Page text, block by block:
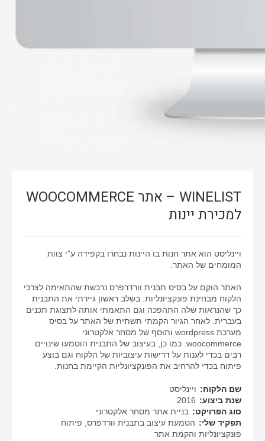
WINELIST – אתר WOOCOMMERCE
למכירת יינות
ויינליסט הוא אתר חנות בו היינות נבחרו בקפידה ע"י צוות
המומחים של האתר.
האתר הוקם על בסיס תבנית וורדרפרס נרכשת שהתאימה לצרכי
הלקוח מבחינת פונקציונליות. בשלב ראשון גיירתי את התבנית
כך שהנראות שלה התהפכה וגם התאמתי אותה לתצוגת תכנים
בעברית. לאחר הגיור הקמתי תשתית של האתר על בסיס
מערכת wordpress ותוסף של מסחר אלקטרוני
woocommerce. כמו כן, בעיצוב של התבנית הוטמעו שינויים
רבים בכדי לענות על דרישות עיצוביות של הלקוח וגם בוצע
פיתוח בכדי להרחיב את הפונקציונליות הקיימת בחנות.
שם הלקוח: ויינליסט
שנת ביצוע:
סוג הפרויקט: בניית אתר מסחר אלקטרוני
תפקיד שלי: הטמעת עיצוב בתבנית וורדפרס, פיתוח
פונקציונליות והקמת אתר